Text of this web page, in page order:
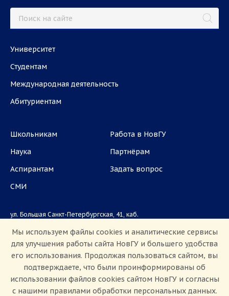
Университет
Студентам
Международная деятельность
Абитуриентам
Школьникам
Наука
Аспирантам
СМИ
Работа в НовГУ
Партнёрам
Задать вопрос
ул. Большая Санкт-Петербургская, 41, каб.
Приемная комиссия: +7(8162)33-20-44
Мы используем файлы cookies и аналитические сервисы
для улучшения работы сайта НовГУ и большего удобства
его использования. Продолжая пользоваться сайтом, вы
подтверждаете, что были проинформированы об
использовании файлов cookies сайтом НовГУ и согласны
с нашими правилами обработки персональных данных.